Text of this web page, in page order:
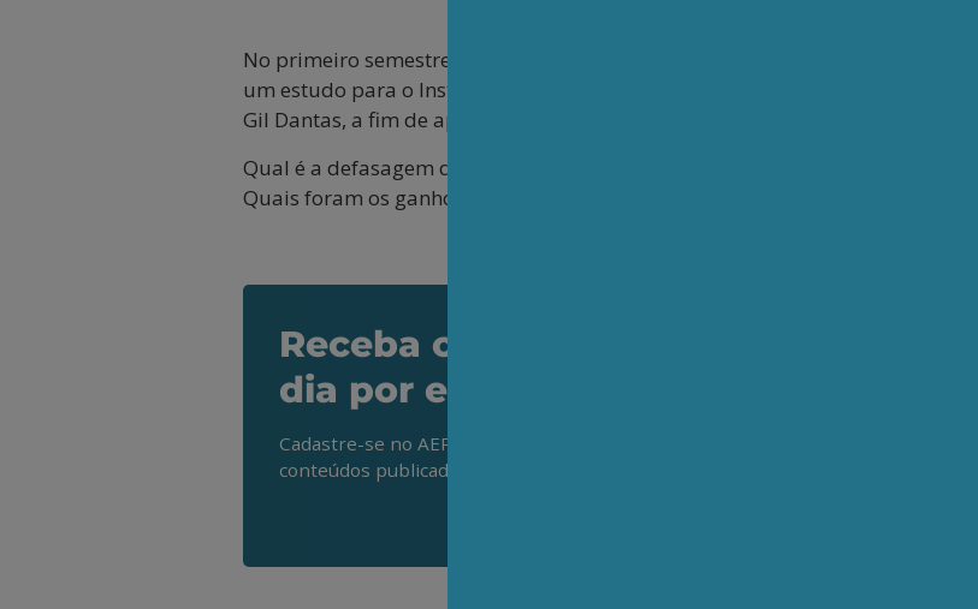
No primeiro semestre de 2024, a secretaria de aposentados da Federação
um estudo para o Instituto Brasileiro de Estudos Políticos e Sociais (Ibeps),
Gil Dantas, a fim de apurar duas questões financeiras:
Qual é a defasagem dos aposentados/pensionistas petroleiros em relação ao
Quais foram os ganhos variáveis da ativa que não beneficiam os
Receba os destaques do
dia por e-mail
Cadastre-se no AEPET Direto para receber os principais
conteúdos publicados em nosso site.
Ao clicar em “Cadastrar” você aceita receber nossos